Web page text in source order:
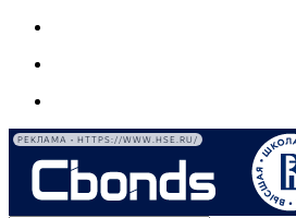
РЕКЛАМА • HTTPS://WWW.HSE.RU/